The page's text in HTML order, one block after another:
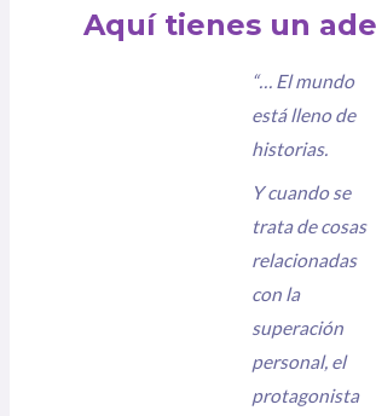
Aquí tienes un
“… El mundo
está lleno de
historias.
Y cuando se
trata de cosas
relacionadas
con la
superación
personal, el
protagonista